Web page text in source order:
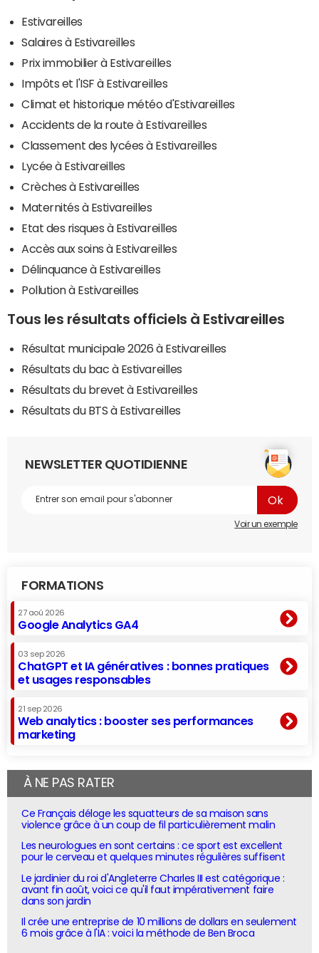
Estivareilles
Salaires à Estivareilles
Prix immobilier à Estivareilles
Impôts et l'ISF à Estivareilles
Climat et historique météo d'Estivareilles
Accidents de la route à Estivareilles
Classement des lycées à Estivareilles
Lycée à Estivareilles
Crèches à Estivareilles
Maternités à Estivareilles
Etat des risques à Estivareilles
Accès aux soins à Estivareilles
Délinquance à Estivareilles
Pollution à Estivareilles
Tous les résultats officiels à Estivareilles
Résultat municipale 2026 à Estivareilles
Résultats du bac à Estivareilles
Résultats du brevet à Estivareilles
Résultats du BTS à Estivareilles
NEWSLETTER QUOTIDIENNE
Voir un exemple
FORMATIONS
27 aoû 2026
Google Analytics GA4
03 sep 2026
ChatGPT et IA génératives : bonnes pratiques
et usages responsables
21 sep 2026
Web analytics : booster ses performances
marketing
À NE PAS RATER
Ce Français déloge les squatteurs de sa maison sans
violence grâce à un coup de fil particulièrement malin
Les neurologues en sont certains : ce sport est excellent
pour le cerveau et quelques minutes régulières suffisent
Le jardinier du roi d'Angleterre Charles III est catégorique :
avant fin août, voici ce qu'il faut impérativement faire
dans son jardin
Il crée une entreprise de 10 millions de dollars en seulement
6 mois grâce à l'IA : voici la méthode de Ben Broca